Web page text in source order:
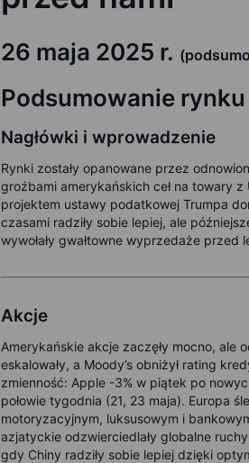
26 maja 2025 r.
Podsumowanie rynku
Nagłówki i wprowadzenie
Rynki zostały opanowane przez
groźbami amerykańskich ceł na towary
projektem ustawy podatkowej Trumpa
czasami radziły sobie lepiej, ale
wywołały gwałtowne wyprzedaże przed
Akcje
Amerykańskie akcje zaczęły mocno, ale
eskalowały, a Moody’s obniżył rating
zmienność: Apple -3% w piątek po
połowie tygodnia (21, 23 maja). Europa
motoryzacyjnym, luksusowym i
azjatyckie odzwierciedlały globalne
gdy Chiny radziły sobie lepiej dzięki